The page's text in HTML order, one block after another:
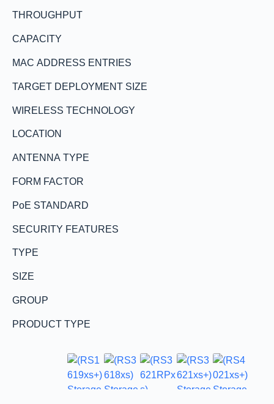
THROUGHPUT
CAPACITY
MAC ADDRESS ENTRIES
TARGET DEPLOYMENT SIZE
WIRELESS TECHNOLOGY
LOCATION
ANTENNA TYPE
FORM FACTOR
PoE STANDARD
SECURITY FEATURES
TYPE
SIZE
GROUP
PRODUCT TYPE